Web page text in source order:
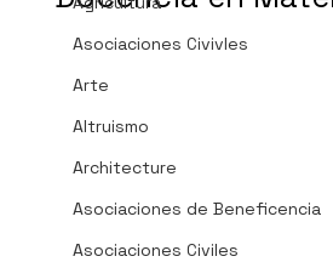
Asociaciones Civivles
Arte
Altruismo
Architecture
Asociaciones de Beneficencia
Asociaciones Civiles